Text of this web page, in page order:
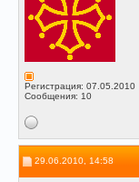
Регистрация: 07.05.2010
Сообщения: 10
29.06.2010, 14:58